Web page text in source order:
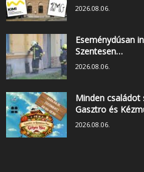
2026.08.06.
Eseménydúsan
Szentesen…
2026.08.06.
Minden családot
Gasztro és
2026.08.06.